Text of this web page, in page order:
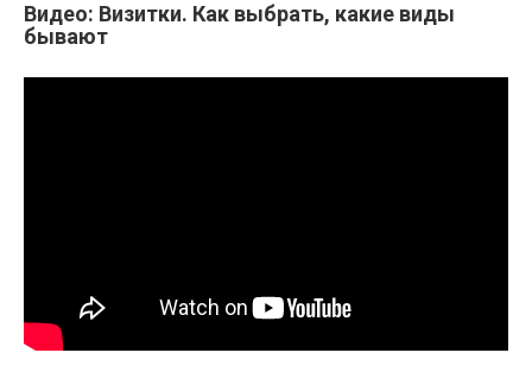
Видео: Визитки. Как выбрать, какие виды
бывают